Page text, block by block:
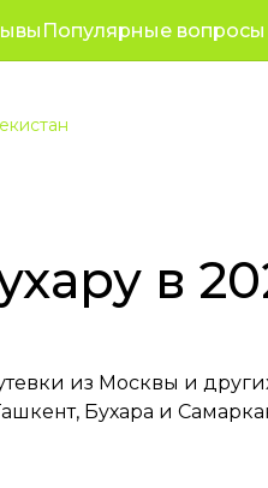
Режим
Популярные вопросы
в
из Москвы и
Бухара и